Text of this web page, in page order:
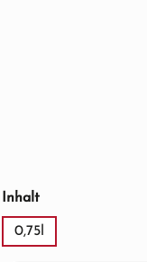
Inhaltauswählen
0,75l